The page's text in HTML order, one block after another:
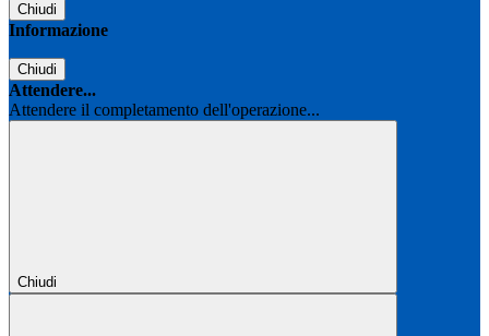
Chiudi
Informazione
Chiudi
Attendere...
Attendere il completamento dell'operazione...
Chiudi